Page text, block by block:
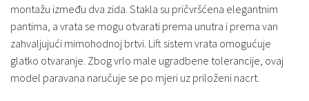
montažu između dva zida. Stakla su pričvršćena elegantnim
pantima, a vrata se mogu otvarati prema unutra i prema van
zahvaljujući mimohodnoj brtvi. Lift sistem vrata omogućuje
glatko otvaranje. Zbog vrlo male ugradbene tolerancije, ovaj
model paravana naručuje se po mjeri uz priloženi nacrt.